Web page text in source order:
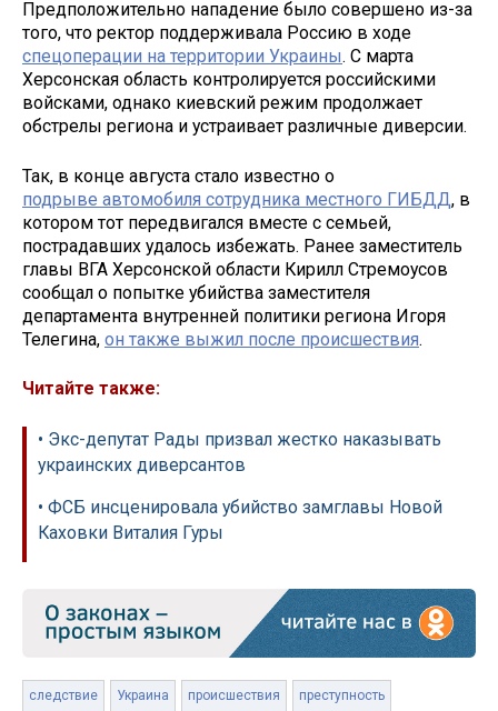
Предположительно нападение было совершено из-за
того, что ректор поддерживала Россию в ходе
спецоперации на территории Украины. С марта
Херсонская область контролируется российскими
войсками, однако киевский режим продолжает
обстрелы региона и устраивает различные диверсии.
Так, в конце августа стало известно о
подрыве автомобиля сотрудника местного ГИБДД, в
котором тот передвигался вместе с семьей,
пострадавших удалось избежать. Ранее заместитель
главы ВГА Херсонской области Кирилл Стремоусов
сообщал о попытке убийства заместителя
департамента внутренней политики региона Игоря
Телегина, он также выжил после происшествия.
Читайте также:
• Экс-депутат Рады призвал жестко наказывать
украинских диверсантов
• ФСБ инсценировала убийство замглавы Новой
Каховки Виталия Гуры
следствие Украина происшествия преступность